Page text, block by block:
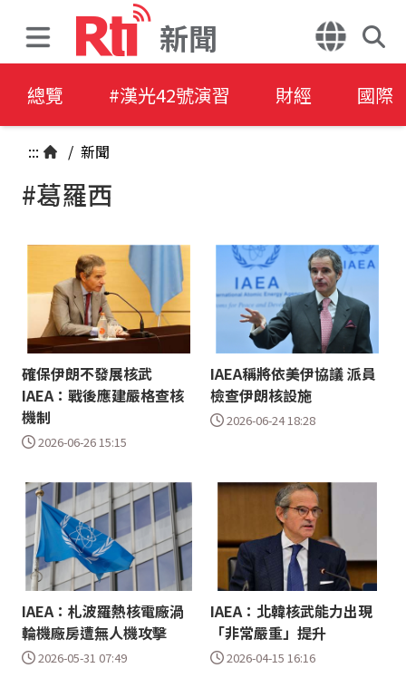
新聞
總覽 #漢光42號演習 財經 國際
::: / 新聞
#葛羅西
確保伊朗不發展核武
IAEA：戰後應建嚴格查核
機制
2026-06-26 15:15
IAEA稱將依美伊協議 派員
檢查伊朗核設施
2026-06-24 18:28
IAEA：札波羅熱核電廠渦
輪機廠房遭無人機攻擊
2026-05-31 07:49
IAEA：北韓核武能力出現
「非常嚴重」提升
2026-04-15 16:16